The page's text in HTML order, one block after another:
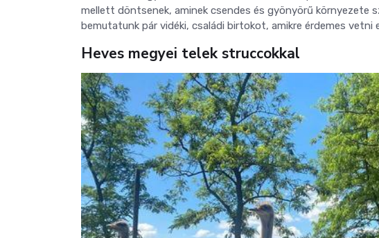
mellett döntsenek, aminek csendes és gyönyörű környezete
bemutatunk pár vidéki, családi birtokot, amikre érdemes vetni
Heves megyei telek struccokkal